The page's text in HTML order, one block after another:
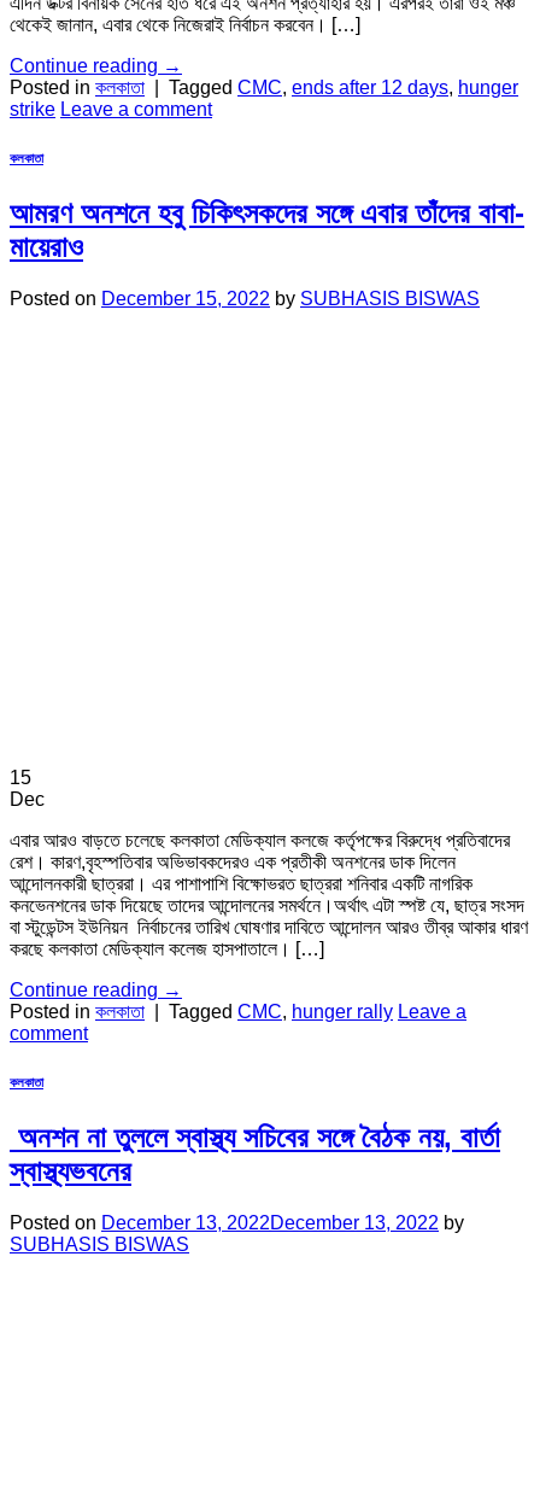
থেকেই জানান, এবার থেকে নিজেরাই নির্বাচন করবেন। […]
Continue reading →
Posted in কলকাতা Tagged CMC, ends after 12 days, hunger
strike Leave a comment
কলকাতা
আমরণ অনশনে হবু চিকিৎসকদের সঙ্গে এবার তাঁদের বাবা-
মায়েরাও
Posted on December 15, 2022 by SUBHASIS BISWAS
15
Dec
এবার আরও বাড়তে চলেছে কলকাতা মেডিক্যাল কলজে কর্তৃপক্ষের বিরুদ্ধে প্রতিবাদের
রেশ। কারণ,বৃহস্পতিবার অভিভাবকদেরও এক প্রতীকী অনশনের ডাক দিলেন
আন্দোলনকারী ছাত্ররা। এর পাশাপাশি বিক্ষোভরত ছাত্ররা শনিবার একটি নাগরিক
কনভেনশনের ডাক দিয়েছে তাদের আন্দোলনের সমর্থনে।অর্থাৎ এটা স্পষ্ট যে, ছাত্র স‌ংসদ
বা স্টুডেন্টস ইউনিয়ন নির্বাচনের তারিখ ঘোষণার দাবিতে আন্দোলন আরও তীব্র আকার ধারণ
করছে কলকাতা মেডিক্যাল কলেজ হাসপাতালে। […]
Continue reading →
Posted in কলকাতা Tagged CMC, hunger rally Leave a
comment
কলকাতা
অনশন না তুললে স্বাস্থ্য সচিবের সঙ্গে বৈঠক নয়, বার্তা
স্বাস্থ্যভবনের
Posted on December 13, 2022December 13, 2022 by
SUBHASIS BISWAS